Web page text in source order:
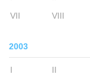
VII
VIII
2003
I II